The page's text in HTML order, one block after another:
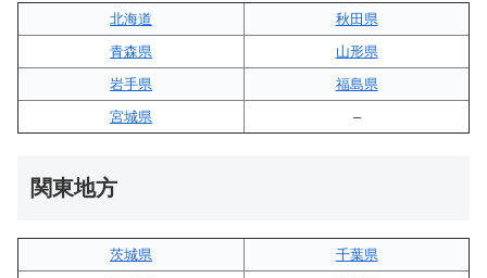
北海道
秋田県
青森県
山形県
岩手県
福島県
宮城県
–
関東地方
茨城県
千葉県